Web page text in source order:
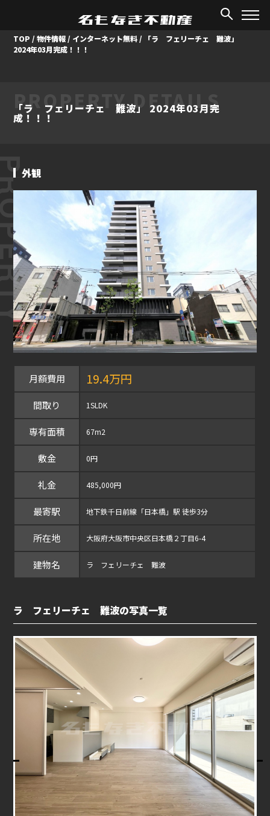
TOP /物件情報 / インターネット無料 /
「ラ フェリーチェ 難波」
2024年03月完成！！！
PROPERTY DETAILS
「ラ フェリーチェ 難波」 2024年03月完
成！！！
外観
月額費用 19.4万円
間取り 1SLDK
専有面積 67m2
敷金 0円
礼金 485,000円
最寄駅 地下鉄千日前線「日本橋」駅 徒歩3分
所在地 大阪府大阪市中央区日本橋２丁目6-4
建物名 ラ フェリーチェ 難波
ラ フェリーチェ 難波の写真一覧